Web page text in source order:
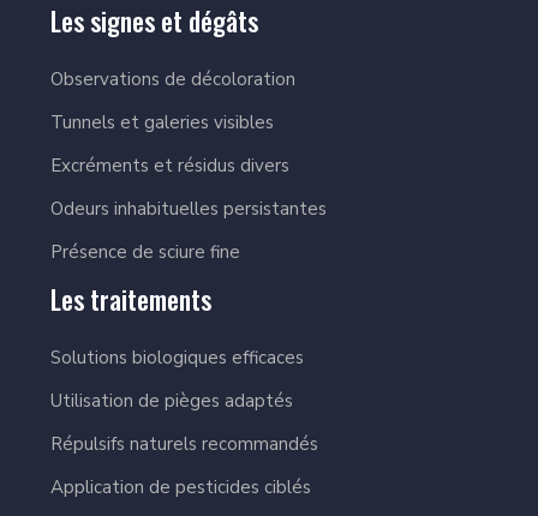
Les signes et dégâts
Observations de décoloration
Tunnels et galeries visibles
Excréments et résidus divers
Odeurs inhabituelles persistantes
Présence de sciure fine
Les traitements
Solutions biologiques efficaces
Utilisation de pièges adaptés
Répulsifs naturels recommandés
Application de pesticides ciblés